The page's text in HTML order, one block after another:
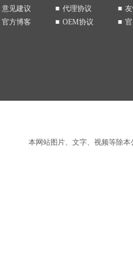
意见建议
官方博客
代理协议
OEM协议
本网站图片、文字、视频等除